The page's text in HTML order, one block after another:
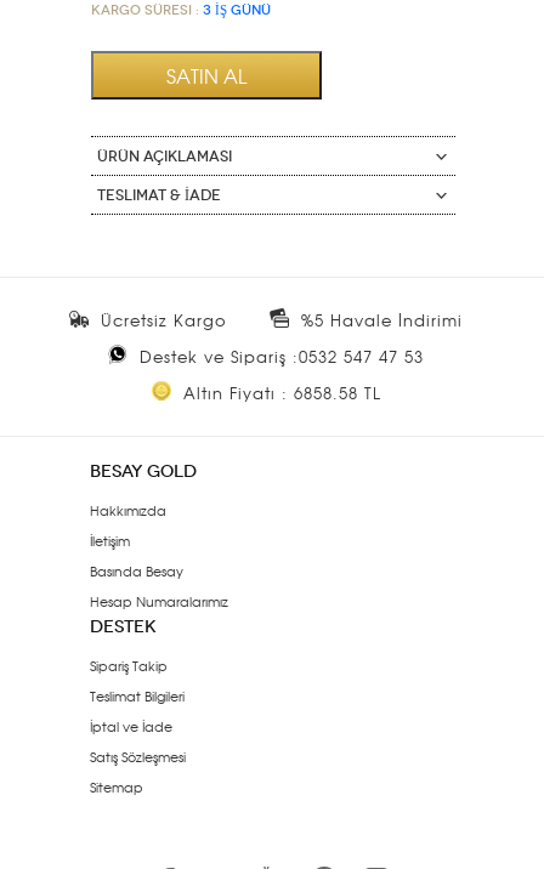
Kargo Süresi : 3 İŞ GÜNÜ
ÜRÜN AÇIKLAMASI
Teslimat & İade
Ücretsiz Kargo
%5 Havale İndirimi
Destek ve Sipariş :0532 547 47 53
Altın Fiyatı : 6858.58 TL
BESAY GOLD
Hakkımızda
İletişim
Basında Besay
Hesap Numaralarımız
DESTEK
Sipariş Takip
Teslimat Bilgileri
İptal ve İade
Satış Sözleşmesi
Sitemap